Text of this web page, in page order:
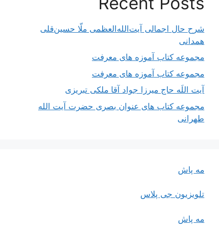
شرح حال اجمالی آیت‌الله‌العظمی ملّا حسین‌قلی
همدانی
مجموعه کتاب آموزه های معرفت
مجموعه کتاب آموزه های معرفت
آیت اللَه حاج میرزا جواد آقا ملکی تبریزی
مجموعه کتاب های عنوان بصری حضرت آیت الله
طهرانی
مه پاش
تلویزیون جی پلاس
مه پاش